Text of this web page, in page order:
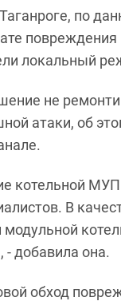
по
локальный
не
атаки, об
котельной МУП
В
модульной
- добавила она.
обход